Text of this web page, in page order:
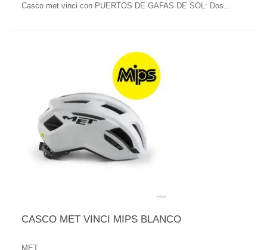
Casco met vinci con PUERTOS DE GAFAS DE SOL: Dos...
CASCO MET VINCI MIPS BLANCO
MET